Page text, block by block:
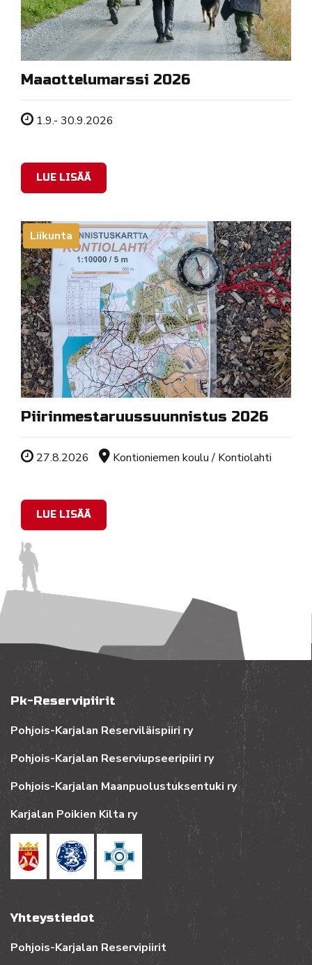
Maaottelumarssi 2026
Tapahtuman ajankohta
1.9.- 30.9.2026
LUE LISÄÄ
Liikunta
Piirinmestaruussuunnistus 2026
Tapahtuman ajankohta
27.8.2026 Sijainti
Kontioniemen koulu / Kontiolahti
LUE LISÄÄ
Pk-Reservipiirit
Pohjois-Karjalan Reserviläispiiri ry
Pohjois-Karjalan Reserviupseeripiiri ry
Pohjois-Karjalan Maanpuolustuksentuki ry
Karjalan Poikien Kilta ry
Yhteystiedot
Pohjois-Karjalan Reservipiirit